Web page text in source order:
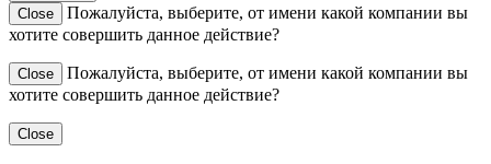
Close
Пожалуйста, выберите, от имени какой компании вы
хотите совершить данное действие?
Close
Пожалуйста, выберите, от имени какой компании вы
хотите совершить данное действие?
Close